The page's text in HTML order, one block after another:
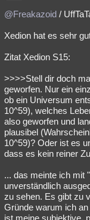
@Freakazoid /
Xedion hat es sehr
Zitat Xedion S15:
>>>>Stell dir doch
geworfen. Nur ein
ob ein Universum
10^59), welches
also geworfen und
plausibel
10^59)? Oder ist es
dass es kein reiner
... das meinte ich mit
unverständlich
zu sehen. Es gibt zu
Gründe warum ich
ist meine subjektive,